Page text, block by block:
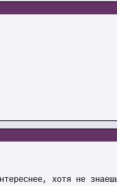
хотя не